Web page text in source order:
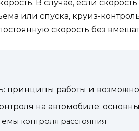
В случае, если
или спуска, круиз-
скорость без
принципы работы и
на автомобиле:
контроля расстояния